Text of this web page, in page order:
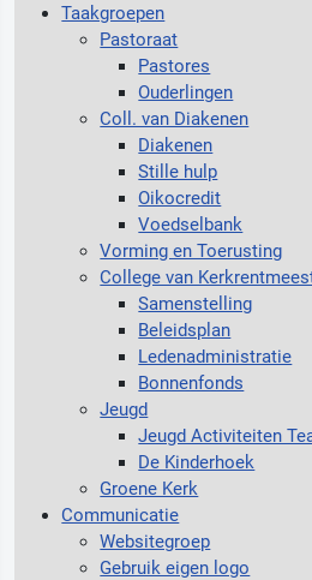
Taakgroepen
Pastoraat
Pastores
Ouderlingen
Coll. van Diakenen
Diakenen
Stille hulp
Oikocredit
Voedselbank
Vorming en Toerusting
College van
Samenstelling
Beleidsplan
Ledenadministratie
Bonnenfonds
Jeugd
Jeugd Activiteiten
De Kinderhoek
Groene Kerk
Communicatie
Websitegroep
Gebruik eigen logo